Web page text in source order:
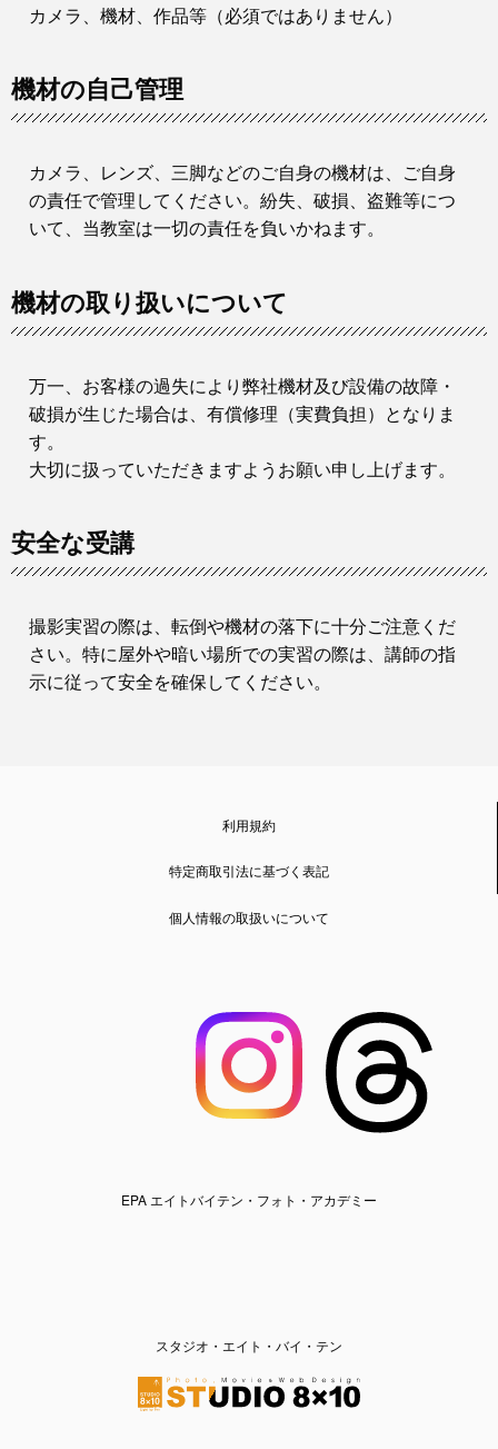
カメラ、機材、作品等（必須ではありません）
機材の自己管理
カメラ、レンズ、三脚などのご自身の機材は、ご自身
の責任で管理してください。紛失、破損、盗難等につ
いて、当教室は一切の責任を負いかねます。
機材の取り扱いについて
万一、お客様の過失により弊社機材及び設備の故障・
破損が生じた場合は、有償修理（実費負担）となりま
す。
大切に扱っていただきますようお願い申し上げます。
安全な受講
撮影実習の際は、転倒や機材の落下に十分ご注意くだ
さい。特に屋外や暗い場所での実習の際は、講師の指
示に従って安全を確保してください。
利用規約
特定商取引法に基づく表記
個人情報の取扱いについて
EPA エイトバイテン・フォト・アカデミー
スタジオ・エイト・バイ・テン